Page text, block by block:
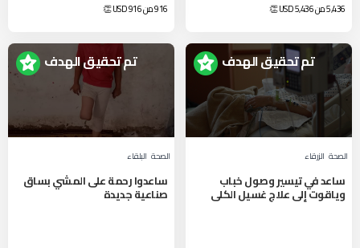
5,436 من 5,436 USD
👏 916 من 916 USD
👏
تم تحقيق الهدف
الصحة الزرقاء‎
ساعد في تيسير وصول خباب
وياقوت إلى علاج غسيل الكلى
تم تحقيق الهدف
الصحة البلقاء‎
ساعدوا رحمة على المشي بساق
صناعية جديدة